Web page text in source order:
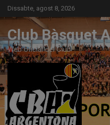
Skip
to
Dissabte, agost 8, 2026
Club Bàsquet
Web oficial del Club